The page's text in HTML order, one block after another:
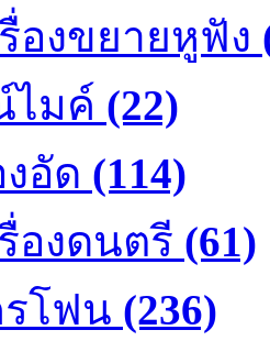
องขยายหูฟัง
ไมค์ (22)
อัด (114)
องดนตรี (61)
โฟน (236)